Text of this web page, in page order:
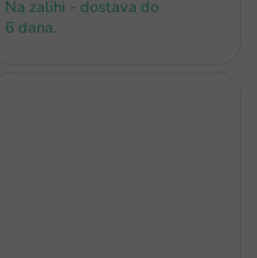
Na zalihi - dostava do
6 dana.